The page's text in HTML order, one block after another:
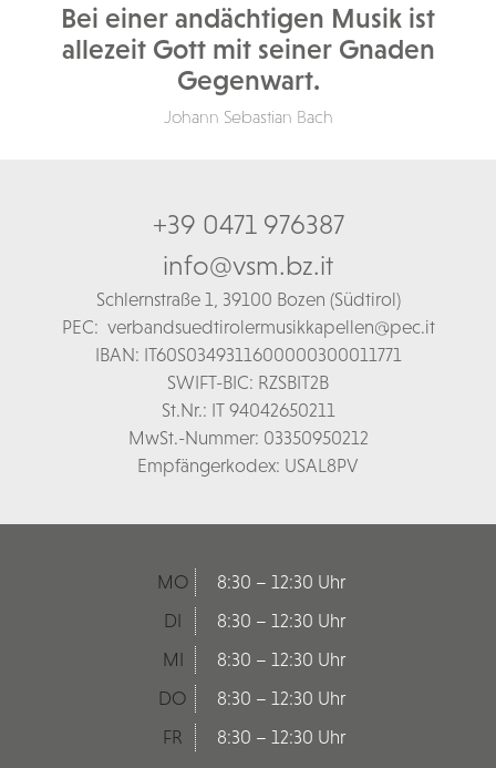
Bei einer andächtigen Musik ist
allezeit Gott mit seiner Gnaden
Gegenwart.
Johann Sebastian Bach
+39 0471 976387
info@vsm.bz.it
Schlernstraße 1, 39100 Bozen (Südtirol)
PEC: verbandsuedtirolermusikkapellen@pec.it
IBAN: IT60S0349311600000300011771
SWIFT-BIC: RZSBIT2B
St.Nr.: IT 94042650211
MwSt.-Nummer: 03350950212
Empfängerkodex: USAL8PV
MO
8:30 – 12:30 Uhr
DI
8:30 – 12:30 Uhr
MI
8:30 – 12:30 Uhr
DO
8:30 – 12:30 Uhr
FR
8:30 – 12:30 Uhr